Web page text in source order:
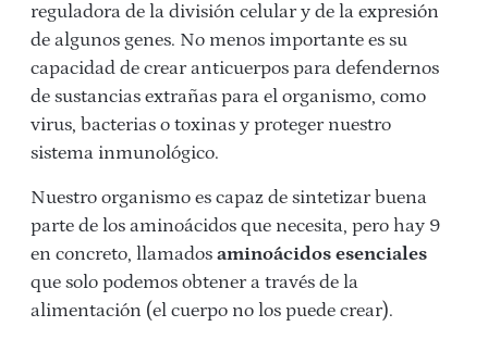
reguladora de la división celular y de la expresión
de algunos genes. No menos importante es su
capacidad de crear anticuerpos para defendernos
de sustancias extrañas para el organismo, como
virus, bacterias o toxinas y proteger nuestro
sistema inmunológico.
Nuestro organismo es capaz de sintetizar buena
parte de los aminoácidos que necesita, pero hay 9
en concreto, llamados aminoácidos esenciales
que solo podemos obtener a través de la
alimentación (el cuerpo no los puede crear).